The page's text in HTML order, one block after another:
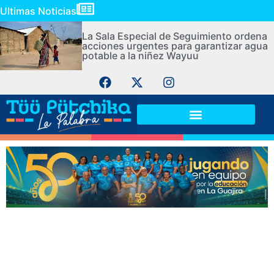
Ultimas Noticias
La Sala Especial de Seguimiento ordena
acciones urgentes para garantizar agua
potable a la niñez Wayuu